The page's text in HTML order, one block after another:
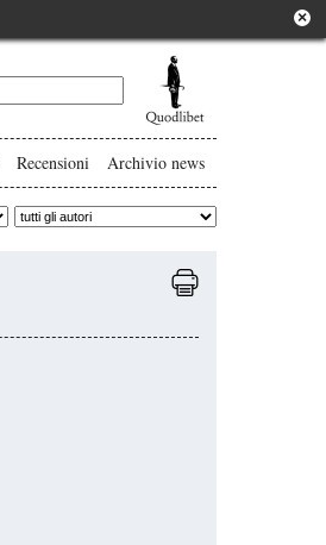
×
Recensioni Archivio news